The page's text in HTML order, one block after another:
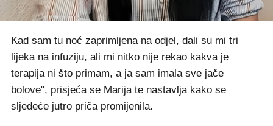
Kad sam tu noć zaprimljena na odjel, dali su mi tri
lijeka na infuziju, ali mi nitko nije rekao kakva je
terapija ni što primam, a ja sam imala sve jače
bolove", prisjeća se Marija te nastavlja kako se
sljedeće jutro priča promijenila.